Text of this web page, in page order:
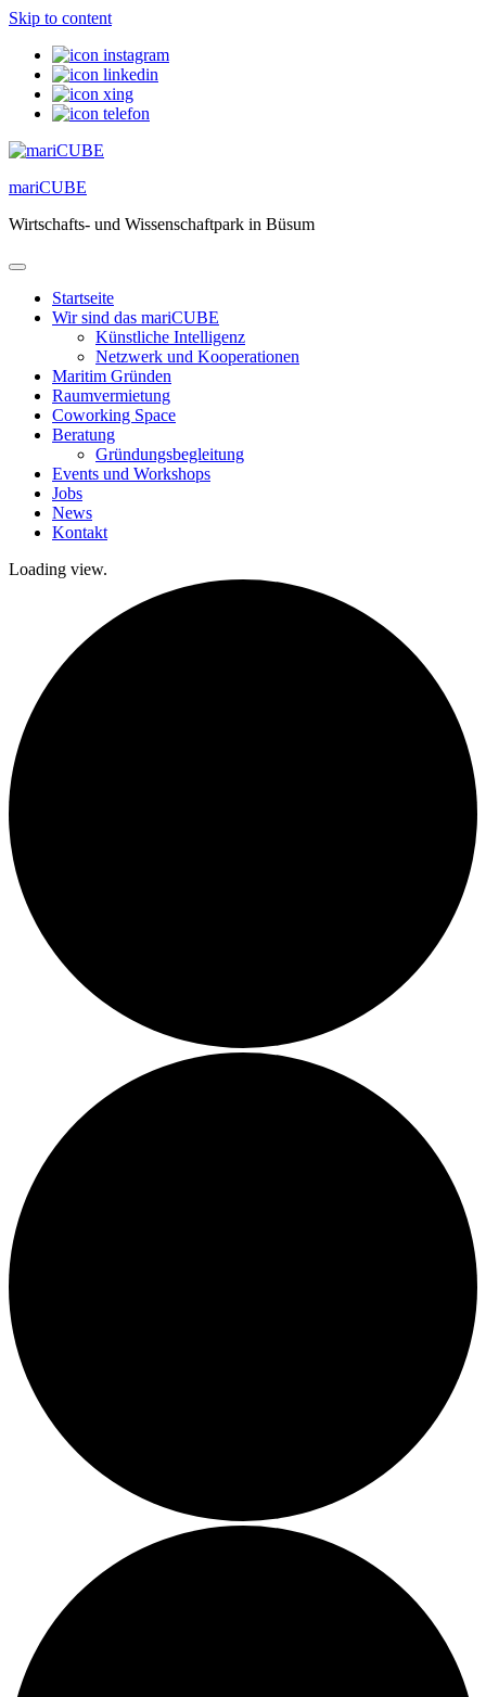
Skip to content
mariCUBE
Wirtschafts- und Wissenschaftpark in Büsum
Startseite
Wir sind das mariCUBE
Künstliche Intelligenz
Netzwerk und Kooperationen
Maritim Gründen
Raumvermietung
Coworking Space
Beratung
Gründungsbegleitung
Events und Workshops
Jobs
News
Kontakt
Loading view.